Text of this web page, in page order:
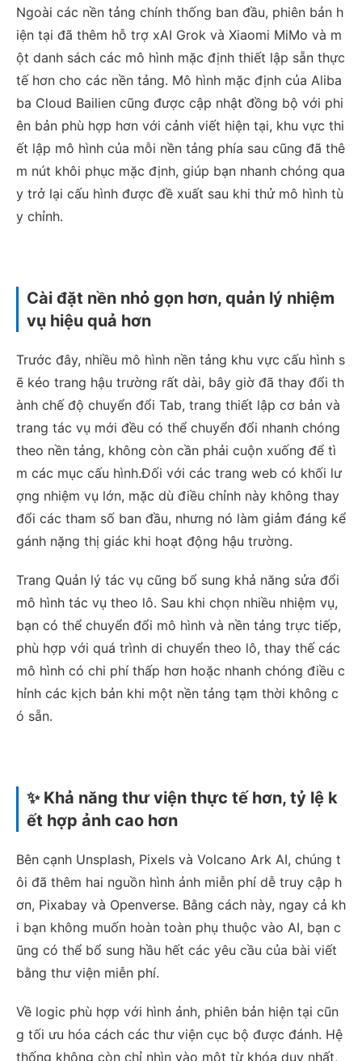
Ngoài các nền tảng chính thống ban đầu, phiên bản h
iện tại đã thêm hỗ trợ xAI Grok và Xiaomi MiMo và m
ột danh sách các mô hình mặc định thiết lập sẵn thực
tế hơn cho các nền tảng. Mô hình mặc định của Aliba
ba Cloud Bailien cũng được cập nhật đồng bộ với phi
ên bản phù hợp hơn với cảnh viết hiện tại, khu vực thi
ết lập mô hình của mỗi nền tảng phía sau cũng đã thê
m nút khôi phục mặc định, giúp bạn nhanh chóng qua
y trở lại cấu hình được đề xuất sau khi thử mô hình tù
y chỉnh.
Cài đặt nền nhỏ gọn hơn, quản lý nhiệm
vụ hiệu quả hơn
Trước đây, nhiều mô hình nền tảng khu vực cấu hình s
ẽ kéo trang hậu trường rất dài, bây giờ đã thay đổi th
ành chế độ chuyển đổi Tab, trang thiết lập cơ bản và
trang tác vụ mới đều có thể chuyển đổi nhanh chóng
theo nền tảng, không còn cần phải cuộn xuống để tì
m các mục cấu hình.Đối với các trang web có khối lư
ợng nhiệm vụ lớn, mặc dù điều chỉnh này không thay
đổi các tham số ban đầu, nhưng nó làm giảm đáng kể
gánh nặng thị giác khi hoạt động hậu trường.
Trang Quản lý tác vụ cũng bổ sung khả năng sửa đổi
mô hình tác vụ theo lô. Sau khi chọn nhiều nhiệm vụ,
bạn có thể chuyển đổi mô hình và nền tảng trực tiếp,
phù hợp với quá trình di chuyển theo lô, thay thế các
mô hình có chi phí thấp hơn hoặc nhanh chóng điều c
hỉnh các kịch bản khi một nền tảng tạm thời không c
ó sẵn.
✨ Khả năng thư viện thực tế hơn, tỷ lệ k
ết hợp ảnh cao hơn
Bên cạnh Unsplash, Pixels và Volcano Ark AI, chúng t
ôi đã thêm hai nguồn hình ảnh miễn phí dễ truy cập h
ơn, Pixabay và Openverse. Bằng cách này, ngay cả kh
i bạn không muốn hoàn toàn phụ thuộc vào AI, bạn c
ũng có thể bổ sung hầu hết các yêu cầu của bài viết
bằng thư viện miễn phí.
Về logic phù hợp với hình ảnh, phiên bản hiện tại cũn
g tối ưu hóa cách các thư viện cục bộ được đánh. Hệ
thống không còn chỉ nhìn vào một từ khóa duy nhất,